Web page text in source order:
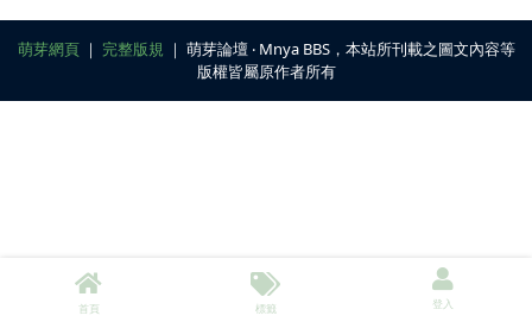
萌芽網頁｜ 完整版規 ｜ 萌芽論壇 ‧ Mnya BBS，本站所刊載之圖文內容等
版權皆屬原作者所有
首頁 標籤 登入